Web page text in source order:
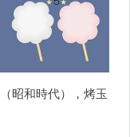
昭和時代），烤玉